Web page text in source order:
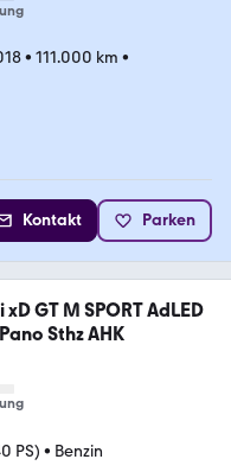
• 111.000 km •
Kontakt Parken
GT M SPORT AdLED
Sthz AHK
PS) • Benzin